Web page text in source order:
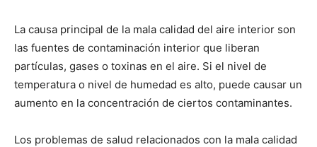
La causa principal de la mala calidad del aire interior son
las fuentes de contaminación interior que liberan
partículas, gases o toxinas en el aire. Si el nivel de
temperatura o nivel de humedad es alto, puede causar un
aumento en la concentración de ciertos contaminantes.
Los problemas de salud relacionados con la mala calidad